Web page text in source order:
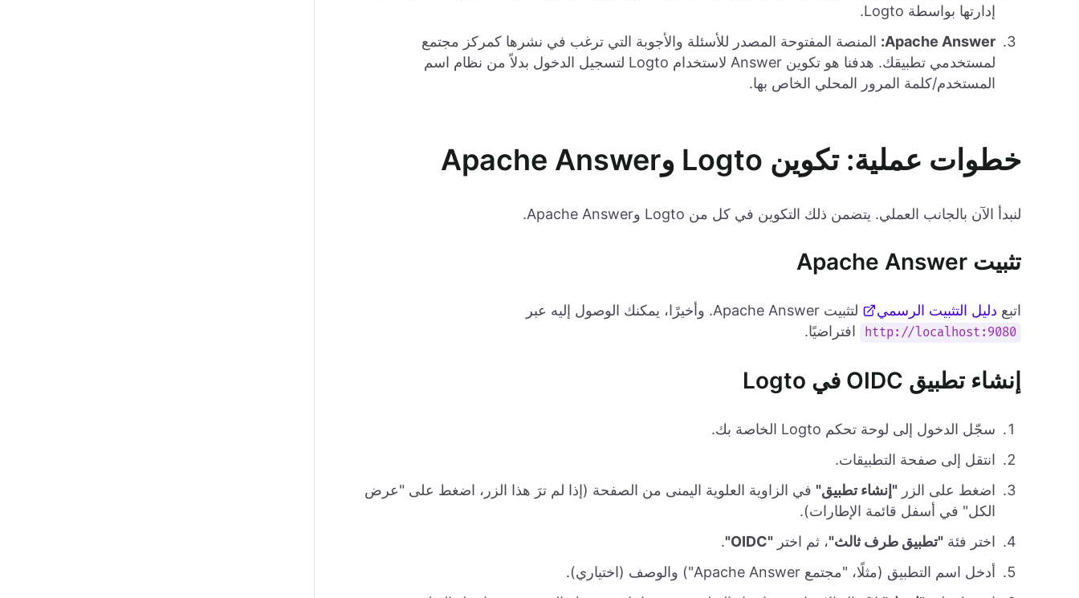
إدارتها بواسطة Logto.
Apache Answer: المنصة المفتوحة المصدر للأسئلة والأجوبة التي ترغب في نشرها كمركز مجتمع
لمستخدمي تطبيقك. هدفنا هو تكوين Answer لاستخدام Logto لتسجيل الدخول بدلاً من نظام اسم
المستخدم/كلمة المرور المحلي الخاص بها.
خطوات عملية: تكوين Logto وApache Answer
لنبدأ الآن بالجانب العملي. يتضمن ذلك التكوين في كل من Logto وApache Answer.
تثبيت Apache Answer
اتبع دليل التثبيت الرسمي لتثبيت Apache Answer. وأخيرًا، يمكنك الوصول إليه عبر
http://localhost:9080 افتراضيًا.
إنشاء تطبيق OIDC في Logto
سجّل الدخول إلى لوحة تحكم Logto الخاصة بك.
انتقل إلى صفحة التطبيقات.
اضغط على الزر "إنشاء تطبيق" في الزاوية العلوية اليمنى من الصفحة (إذا لم ترَ هذا الزر، اضغط على "عرض
الكل" في أسفل قائمة الإطارات).
اختر فئة "تطبيق طرف ثالث"، ثم اختر "OIDC"
.
أدخل اسم التطبيق (مثلًا، "مجتمع Apache Answer") والوصف (اختياري).